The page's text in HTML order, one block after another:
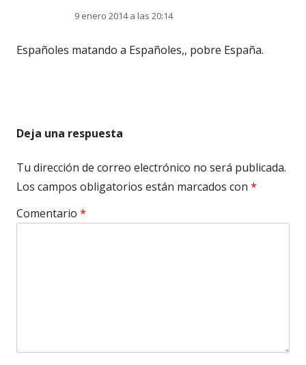
9 enero 2014 a las 20:14
Españoles matando a Españoles,, pobre España.
Deja una respuesta
Tu dirección de correo electrónico no será publicada.
Los campos obligatorios están marcados con *
Comentario *